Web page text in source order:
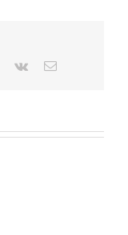
Pinterest
Vk Email